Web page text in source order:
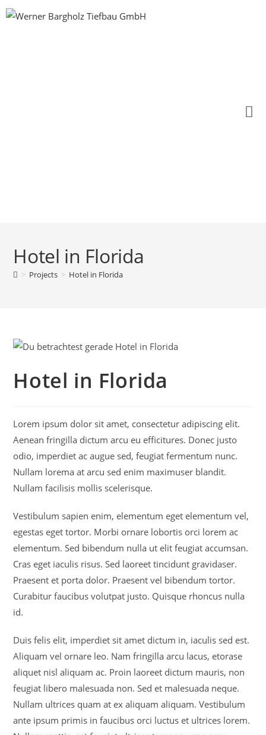
Hotel in Florida
> Projects > Hotel in Florida
Hotel in Florida
Lorem ipsum dolor sit amet, consectetur adipiscing elit.
Aenean fringilla dictum arcu eu efficitures. Donec justo
odio, imperdiet ac augue sed, feugiat fermentum nunc.
Nullam lorema at arcu sed enim maximuser blandit.
Nullam facilisis mollis scelerisque.
Vestibulum sapien enim, elementum eget elementum vel,
egestas eget tortor. Morbi ornare lobortis orci lorem ac
elementum. Sed bibendum nulla ut elit feugiat accumsan.
Cras eget iaculis risus. Sed laoreet tincidunt gravidaser.
Praesent et porta dolor. Praesent vel bibendum tortor.
Curabitur faucibus volutpat justo. Quisque rhoncus nulla
id.
Duis felis elit, imperdiet sit amet dictum in, iaculis sed est.
Aliquam vel ornare leo. Nam fringilla arcu lacus, etorase
aliquet nisl aliquam ac. Proin laoreet dictum mauris, non
feugiat libero malesuada non. Sed et malesuada neque.
Nullam ultrices quam at ex aliquam aliquam. Vestibulum
ante ipsum primis in faucibus orci luctus et ultrices lorem.